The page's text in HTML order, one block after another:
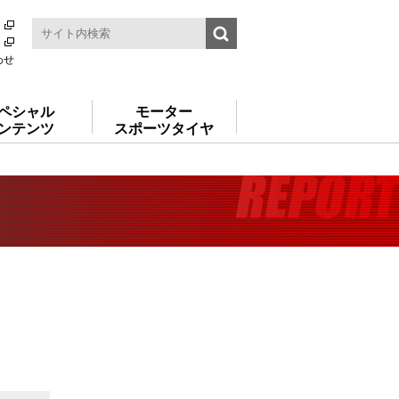
せ
シャル
テンツ
モーター
スポーツタイヤ